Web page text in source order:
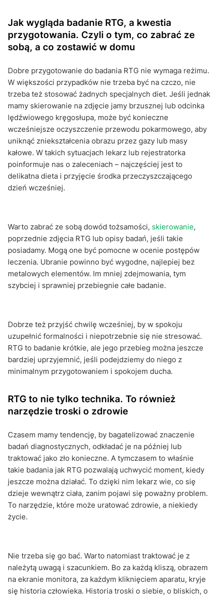
Jak wygląda badanie RTG, a kwestia
przygotowania. Czyli o tym, co zabrać ze
sobą, a co zostawić w domu
Dobre przygotowanie do badania RTG nie wymaga reżimu.
W większości przypadków nie trzeba być na czczo, nie
trzeba też stosować żadnych specjalnych diet. Jeśli jednak
mamy skierowanie na zdjęcie jamy brzusznej lub odcinka
lędźwiowego kręgosłupa, może być konieczne
wcześniejsze oczyszczenie przewodu pokarmowego, aby
uniknąć zniekształcenia obrazu przez gazy lub masy
kałowe. W takich sytuacjach lekarz lub rejestratorka
poinformuje nas o zaleceniach – najczęściej jest to
delikatna dieta i przyjęcie środka przeczyszczającego
dzień wcześniej.
Warto zabrać ze sobą dowód tożsamości, skierowanie,
poprzednie zdjęcia RTG lub opisy badań, jeśli takie
posiadamy. Mogą one być pomocne w ocenie postępów
leczenia. Ubranie powinno być wygodne, najlepiej bez
metalowych elementów. Im mniej zdejmowania, tym
szybciej i sprawniej przebiegnie całe badanie.
Dobrze też przyjść chwilę wcześniej, by w spokoju
uzupełnić formalności i niepotrzebnie się nie stresować.
RTG to badanie krótkie, ale jego przebieg można jeszcze
bardziej uprzyjemnić, jeśli podejdziemy do niego z
minimalnym przygotowaniem i spokojem ducha.
RTG to nie tylko technika. To również
narzędzie troski o zdrowie
Czasem mamy tendencję, by bagatelizować znaczenie
badań diagnostycznych, odkładać je na później lub
traktować jako zło konieczne. A tymczasem to właśnie
takie badania jak RTG pozwalają uchwycić moment, kiedy
jeszcze można działać. To dzięki nim lekarz wie, co się
dzieje wewnątrz ciała, zanim pojawi się poważny problem.
To narzędzie, które może uratować zdrowie, a niekiedy
życie.
Nie trzeba się go bać. Warto natomiast traktować je z
należytą uwagą i szacunkiem. Bo za każdą kliszą, obrazem
na ekranie monitora, za każdym kliknięciem aparatu, kryje
się historia człowieka. Historia troski o siebie, o bliskich, o